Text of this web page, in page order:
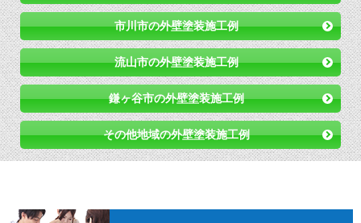
市川市の外壁塗装施工例
流山市の外壁塗装施工例
鎌ヶ谷市の外壁塗装施工例
その他地域の外壁塗装施工例